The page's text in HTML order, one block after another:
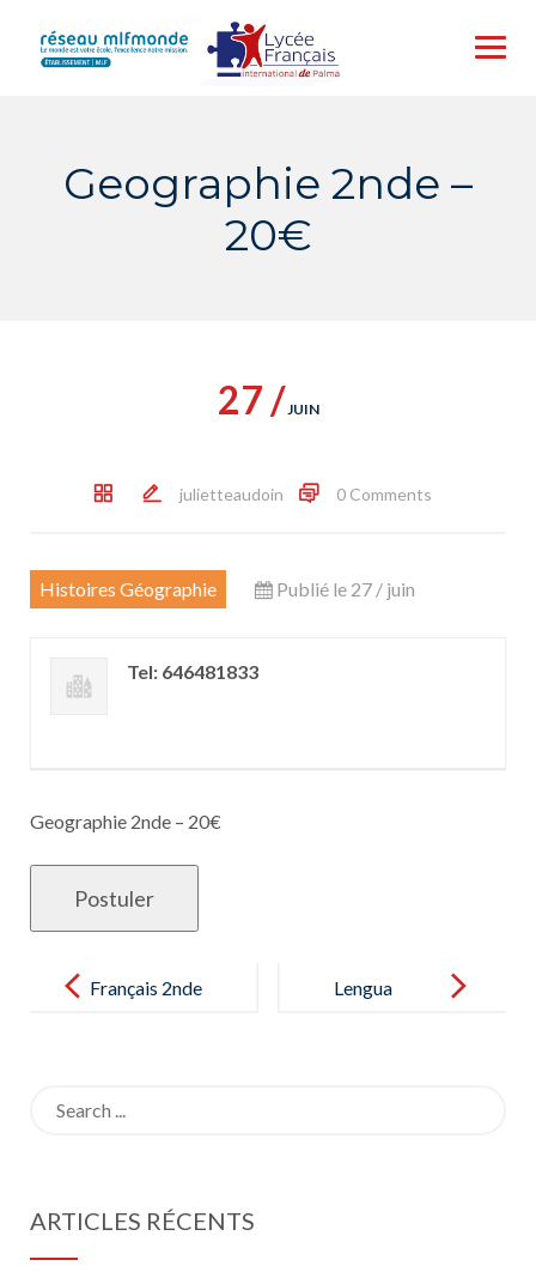
content
Geographie 2nde –
20€
27 /JUIN
julietteaudoin 0 Comments
Histoires Géographie Publié le 27 / juin
Tel: 646481833
Geographie 2nde – 20€
navigationFrançais 2nde
Lengua
ARTICLES RÉCENTS